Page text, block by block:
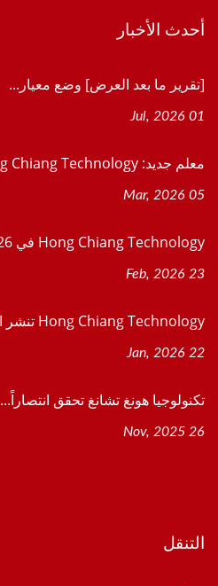
أحدث الأخبار
[تقرير ما بعد العرض] وضع معيار...
01 Jul, 2026
معلم جديد: Hong Chiang Technology تحصل...
05 Mar, 2026
Hong Chiang Technology في HCJ 2026
23 Feb, 2026
Hong Chiang Technology تنشر الدفء: دعم...
22 Jan, 2026
تكنولوجيا هونغ تشانغ تحقق انتصاراً...
26 Nov, 2025
التنقل